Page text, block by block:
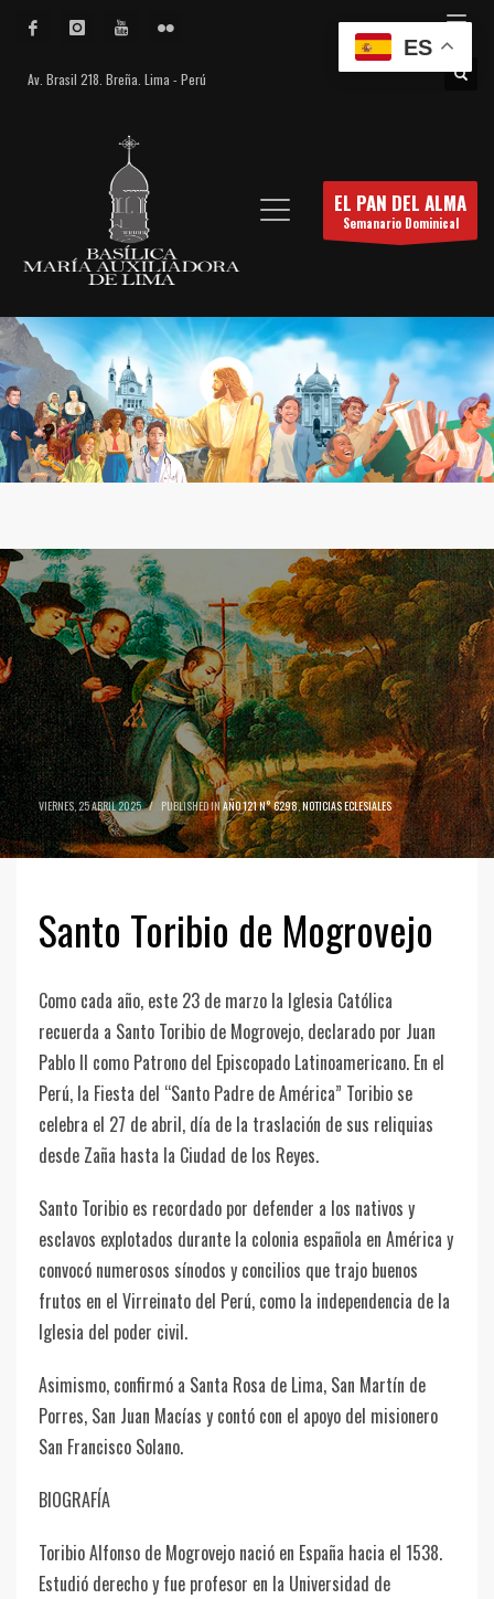
Av. Brasil 218. Breña. Lima - Perú
EL PAN DEL ALMA
Semanario Dominical
VIERNES, 25 ABRIL 2025 / PUBLISHED INAÑO 121 N° 6298,NOTICIAS ECLESIALES
Santo Toribio de Mogrovejo
Como cada año, este 23 de marzo la Iglesia Católica
recuerda a Santo Toribio de Mogrovejo, declarado por Juan
Pablo II como Patrono del Episcopado Latinoamericano. En el
Perú, la Fiesta del “Santo Padre de América” Toribio se
celebra el 27 de abril, día de la traslación de sus reliquias
desde Zaña hasta la Ciudad de los Reyes.
Santo Toribio es recordado por defender a los nativos y
esclavos explotados durante la colonia española en América y
convocó numerosos sínodos y concilios que trajo buenos
frutos en el Virreinato del Perú, como la independencia de la
Iglesia del poder civil.
Asimismo, confirmó a Santa Rosa de Lima, San Martín de
Porres, San Juan Macías y contó con el apoyo del misionero
San Francisco Solano.
BIOGRAFÍA
Toribio Alfonso de Mogrovejo nació en España hacia el 1538.
Estudió derecho y fue profesor en la Universidad de
ES